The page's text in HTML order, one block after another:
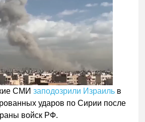
СМИзаподозрили Израиль в
ударов по Сирии после
войск РФ.